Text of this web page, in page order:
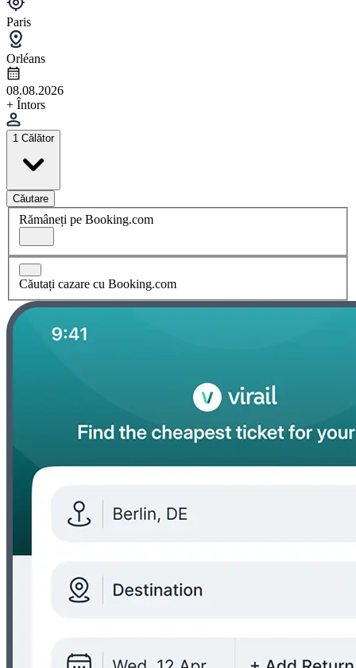
Paris
Orléans
08.08.2026
+ Întors
1 Călător
Căutare
Rămâneți pe Booking.com
Căutați cazare cu Booking.com